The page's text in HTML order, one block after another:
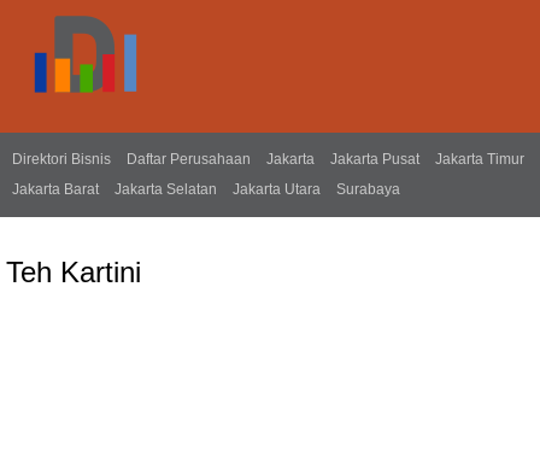
Direktori Bisnis Daftar Perusahaan Jakarta Jakarta Pusat
Jakarta Timur
Jakarta Barat
Jakarta Selatan Jakarta Utara Surabaya
Teh Kartini